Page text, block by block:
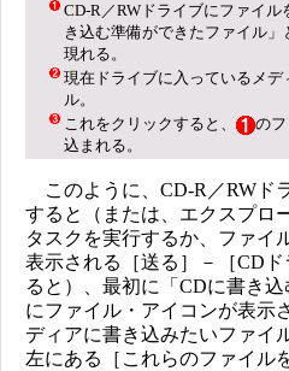
CD-R／RWドライブにファイ
き込む準備ができたファイル
現れる。
現在ドライブに入っているメ
ル。
これをクリックすると、
のフ
込まれる。
このように、CD-R／RWド
すると（または、エクスプロ
タスクを実行するか、ファイ
表示される［送る］－［CD
ると）、最初に「CDに書き込
にファイル・アイコンが表示
ディアに書き込みたいファイ
左にある［これらのファイル